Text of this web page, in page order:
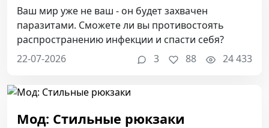
Ваш мир уже не ваш - он будет захвачен
паразитами. Сможете ли вы противостоять
распространению инфекции и спасти себя?
22-07-2026
3 88 24 433
Мод: Стильные рюкзаки